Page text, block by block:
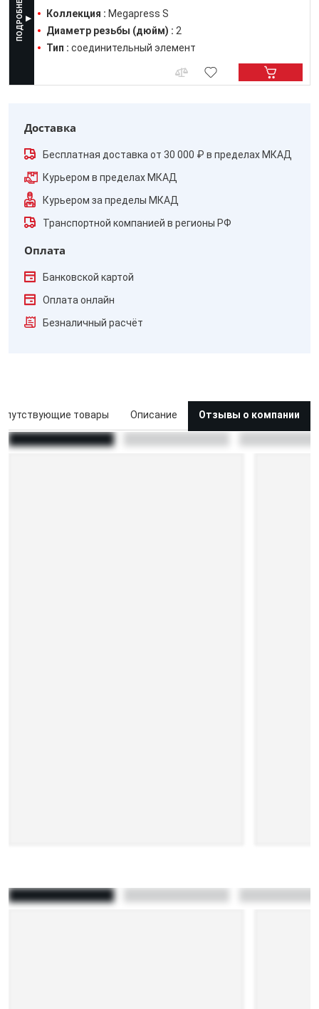
Коллекция : Megapress S
Диаметр резьбы (дюйм) : 2
Тип : соединительный элемент
Доставка
Бесплатная доставка от 30 000 ₽ в пределах МКАД
Курьером в пределах МКАД
Курьером за пределы МКАД
Транспортной компанией в регионы РФ
Оплата
Банковской картой
Оплата онлайн
Безналичный расчёт
товары Описание Отзывы о компании